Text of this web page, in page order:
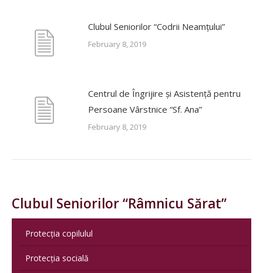
Clubul Seniorilor “Codrii Neamțului”
February 8, 2019
Centrul de Îngrijire și Asistență pentru
Persoane Vârstnice “Sf. Ana”
February 8, 2019
Clubul Seniorilor “Râmnicu Sărat”
Protecția copilulul
Protecția socială